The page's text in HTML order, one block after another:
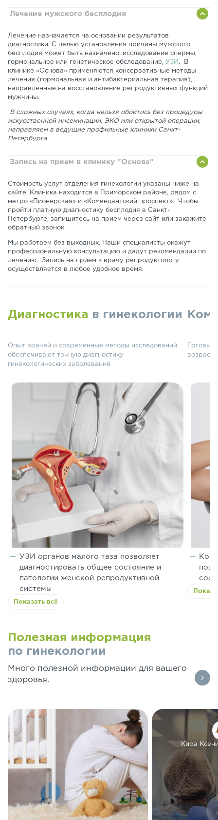
Лечение мужского бесплодия
Лечение назначается на основании результатов
диагностики. С целью установления причины мужского
бесплодия может быть назначено: исследование спермы,
гормональное или генетическое обследование, УЗИ . В
клинике «Основа» применяются консервативные методы
лечения (гормональная и антибактериальная терапия),
направленные на восстановление репродуктивных функций
мужчины.
В сложных случаях, когда нельзя обойтись без процедуры
искусственной инсеминации, ЭКО или открытой операции,
направляем в ведущие профильные клиники Санкт-
Петербурга.
Запись на прием в клинику "Основа"
Стоимость услуг отделения гинекологии указаны ниже на
сайте. Клиника находится в Приморском районе, рядом с
метро «Пионерская» и «Комендантский проспект». Чтобы
пройти платную диагностику бесплодия в Санкт-
Петербурге, запишитесь на прием через сайт или закажите
обратный звонок.
Мы работаем без выходных. Наши специалисты окажут
профессиональную консультацию и дадут рекомендации по
лечению. Запись на прием к врачу репродуктологу
осуществляется в любое удобное время.
Диагностика в гинекологии
Опыт врачей и современные методы исследований
обеспечивают точную диагностику
гинекологических заболеваний
УЗИ органов малого таза позволяет
диагностировать общее состояние и
патологии женской репродуктивной
системы
Показать всё
Полезная информация
по гинекологии
Много полезной информации для вашего
здоровья.
Кира